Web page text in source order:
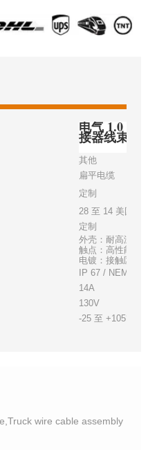
电气 1.0 毫
接器线束
其他
扁平电缆
定制
28 至 14 美国线
定制
外壳：耐高温白
触点：高性能铜
电镀：接触区 -
IP 67 / NEMA 6P
14A
130V
-25 至 +105°C
wire cable assembly